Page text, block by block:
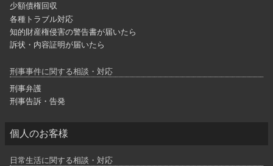
少額債権回収
各種トラブル対応
知的財産権侵害の警告書が届いたら
訴状・内容証明が届いたら
刑事事件に関する相談・対応
刑事弁護
刑事告訴・告発
個人のお客様
日常生活に関する相談・対応